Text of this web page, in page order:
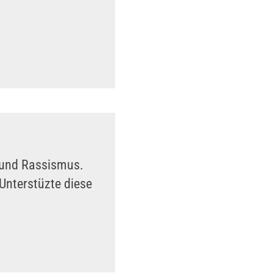
Rassismus.
diese